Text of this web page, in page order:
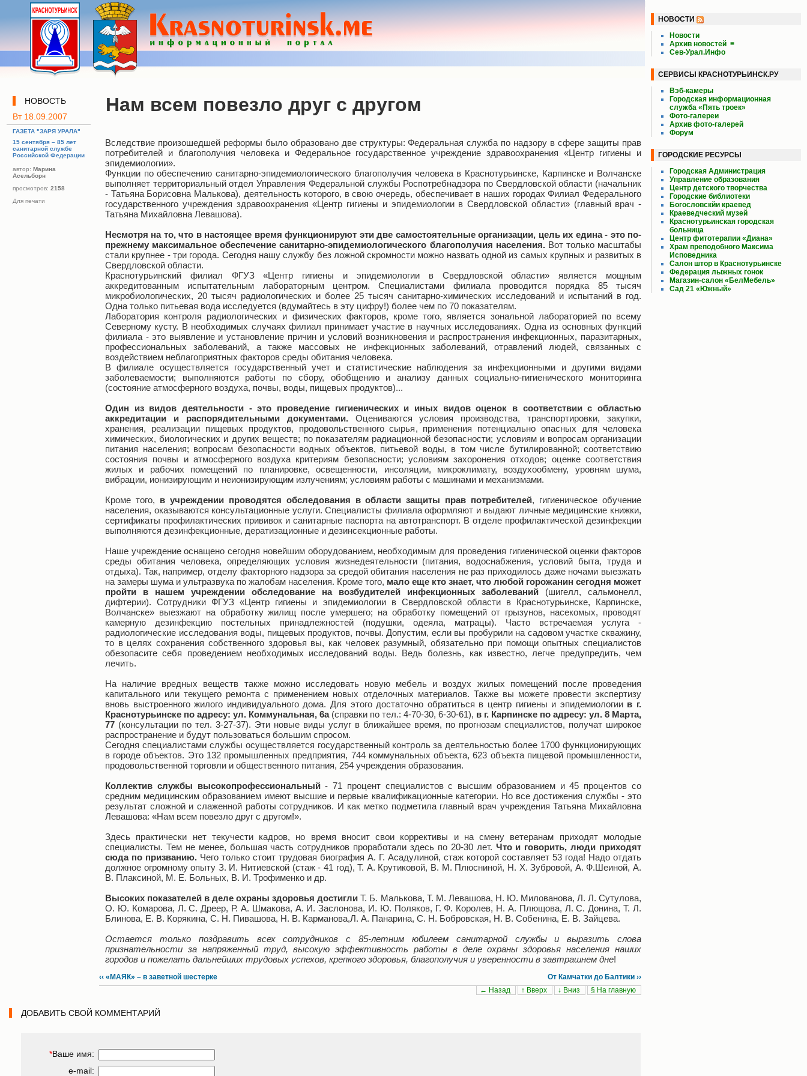
НОВОСТЬ
Вт 18.09.2007
ГАЗЕТА "ЗАРЯ УРАЛА"
15 сентября – 85 лет
санитарной службе
Российской Федерации
автор: Марина
Асельборн
просмотров: 2158
Для печати
Нам всем повезло друг с другом
Вследствие произошедшей реформы было образовано две структуры: Федеральная служба по надзору в сфере защиты прав
потребителей и благополучия человека и Федеральное государственное учреждение здравоохранения «Центр гигиены и
эпидемиологии».
Функции по обеспечению санитарно-эпидемиологического благополучия человека в Краснотурьинске, Карпинске и Волчанске
выполняет территориальный отдел Управления Федеральной службы Роспотребнадзора по Свердловской области (начальник
- Татьяна Борисовна Малькова), деятельность которого, в свою очередь, обеспечивает в наших городах Филиал Федерального
государственного учреждения здравоохранения «Центр гигиены и эпидемиологии в Свердловской области» (главный врач -
Татьяна Михайловна Левашова).
Несмотря на то, что в настоящее время функционируют эти две самостоятельные организации, цель их едина - это по-
прежнему максимальное обеспечение санитарно-эпидемиологического благополучия населения.Вот только масштабы
стали крупнее - три города. Сегодня нашу службу без ложной скромности можно назвать одной из самых крупных и развитых в
Свердловской области.
Краснотурьинский филиал ФГУЗ «Центр гигиены и эпидемиологии в Свердловской области» является мощным
аккредитованным испытательным лабораторным центром. Специалистами филиала проводится порядка 85 тысяч
микробиологических, 20 тысяч радиологических и более 25 тысяч санитарно-химических исследований и испытаний в год.
Одна только питьевая вода исследуется (вдумайтесь в эту цифру!) более чем по 70 показателям.
Лаборатория контроля радиологических и физических факторов, кроме того, является зональной лабораторией по всему
Северному кусту. В необходимых случаях филиал принимает участие в научных исследованиях. Одна из основных функций
филиала - это выявление и установление причин и условий возникновения и распространения инфекционных, паразитарных,
профессиональных заболеваний, а также массовых не инфекционных заболеваний, отравлений людей, связанных с
воздействием неблагоприятных факторов среды обитания человека.
В филиале осуществляется государственный учет и статистические наблюдения за инфекционными и другими видами
заболеваемости; выполняются работы по сбору, обобщению и анализу данных социально-гигиенического мониторинга
(состояние атмосферного воздуха, почвы, воды, пищевых продуктов)...
Один из видов деятельности - это проведение гигиенических и иных видов оценок в соответствии с областью
аккредитации и распорядительными документами.Оцениваются условия производства, транспортировки, закупки,
хранения, реализации пищевых продуктов, продовольственного сырья, применения потенциально опасных для человека
химических, биологических и других веществ; по показателям радиационной безопасности; условиям и вопросам организации
питания населения; вопросам безопасности водных объектов, питьевой воды, в том числе бутилированной; соответствию
состояния почвы и атмосферного воздуха критериям безопасности; условиям захоронения отходов; оценке соответствия
жилых и рабочих помещений по планировке, освещенности, инсоляции, микроклимату, воздухообмену, уровням шума,
вибрации, ионизирующим и неионизирующим излучениям; условиям работы с машинами и механизмами.
Кроме того, в учреждении проводятся обследования в области защиты прав потребителей, гигиеническое обучение
населения, оказываются консультационные услуги. Специалисты филиала оформляют и выдают личные медицинские книжки,
сертификаты профилактических прививок и санитарные паспорта на автотранспорт. В отделе профилактической дезинфекции
выполняются дезинфекционные, дератизационные и дезинсекционные работы.
Наше учреждение оснащено сегодня новейшим оборудованием, необходимым для проведения гигиенической оценки факторов
среды обитания человека, определяющих условия жизнедеятельности (питания, водоснабжения, условий быта, труда и
отдыха). Так, например, отделу факторного надзора за средой обитания населения не раз приходилось даже ночами выезжать
на замеры шума и ультразвука по жалобам населения. Кроме того, мало еще кто знает, что любой горожанин сегодня может
пройти в нашем учреждении обследование на возбудителей инфекционных заболеваний (шигелл, сальмонелл,
дифтерии). Сотрудники ФГУЗ «Центр гигиены и эпидемиологии в Свердловской области в Краснотурьинске, Карпинске,
Волчанске» выезжают на обработку жилищ после умершего; на обработку помещений от грызунов, насекомых, проводят
камерную дезинфекцию постельных принадлежностей (подушки, одеяла, матрацы). Часто встречаемая услуга -
радиологические исследования воды, пищевых продуктов, почвы. Допустим, если вы пробурили на садовом участке скважину,
то в целях сохранения собственного здоровья вы, как человек разумный, обязательно при помощи опытных специалистов
обезопасите себя проведением необходимых исследований воды. Ведь болезнь, как известно, легче предупредить, чем
лечить.
На наличие вредных веществ также можно исследовать новую мебель и воздух жилых помещений после проведения
капитального или текущего ремонта с применением новых отделочных материалов. Также вы можете провести экспертизу
вновь выстроенного жилого индивидуального дома. Для этого достаточно обратиться в центр гигиены и эпидемиологии в г.
Краснотурьинске по адресу: ул. Коммунальная, 6а (справки по тел.: 4-70-30, 6-30-61), в г. Карпинске по адресу: ул. 8 Марта,
77 (консультации по тел. 3-27-37). Эти новые виды услуг в ближайшее время, по прогнозам специалистов, получат широкое
распространение и будут пользоваться большим спросом.
Сегодня специалистами службы осуществляется государственный контроль за деятельностью более 1700 функционирующих
в городе объектов. Это 132 промышленных предприятия, 744 коммунальных объекта, 623 объекта пищевой промышленности,
продовольственной торговли и общественного питания, 254 учреждения образования.
Коллектив службы высокопрофессиональный- 71 процент специалистов с высшим образованием и 45 процентов со
средним медицинским образованием имеют высшие и первые квалификационные категории. Но все достижения службы - это
результат сложной и слаженной работы сотрудников. И как метко подметила главный врач учреждения Татьяна Михайловна
Левашова: «Нам всем повезло друг с другом!».
Здесь практически нет текучести кадров, но время вносит свои коррективы и на смену ветеранам приходят молодые
специалисты. Тем не менее, большая часть сотрудников проработали здесь по 20-30 лет. Что и говорить, люди приходят
сюда по призванию. Чего только стоит трудовая биография А. Г. Асадулиной, стаж которой составляет 53 года! Надо отдать
должное огромному опыту З. И. Нитиевской (стаж - 41 год), Т. А. Крутиковой, В. М. Плюсниной, Н. Х. Зубровой, А. Ф.Шеиной, А.
В. Плаксиной, М. Е. Больных, В. И. Трофименко и др.
Высоких показателей в деле охраны здоровья достигли Т. Б. Малькова, Т. М. Левашова, Н. Ю. Милованова, Л. Л. Сутулова,
О. Ю. Комарова, Л. С. Дреер, Р. А. Шмакова, А. И. Заслонова, И. Ю. Поляков, Г. Ф. Королев, Н. А. Плющова, Л. С. Донина, Т. Л.
Блинова, Е. В. Корякина, С. Н. Пивашова, Н. В. Карманова,Л. А. Панарина, С. Н. Бобровская, Н. В. Собенина, Е. В. Зайцева.
Остается только поздравить всех сотрудников с 85-летним юбилеем санитарной службы и выразить слова
признательности за напряженный труд, высокую эффективность работы в деле охраны здоровья населения наших
городов и пожелать дальнейших трудовых успехов, крепкого здоровья, благополучия и уверенности в завтрашнем дне!
‹‹ «МАЯК» – в заветной шестерке
От Камчатки до Балтики ››
← Назад
↑ Вверх ↓ Вниз § На главную
ДОБАВИТЬ СВОЙ КОММЕНТАРИЙ
*Ваше имя:
e-mail:
НОВОСТИ
Новости
Архив новостей ≡
Сев-Урал.Инфо
СЕРВИСЫ КРАСНОТУРЬИНСК.РУ
Вэб-камеры
Городская информационная
служба «Пять троек»
Фото-галереи
Архив фото-галерей
Форум
ГОРОДСКИЕ РЕСУРСЫ
Городская Администрация
Управление образования
Центр детского творчества
Городские библиотеки
Богословскйи краевед
Краеведческий музей
Краснотурьинская городская
больница
Центр фитотерапии «Диана»
Храм преподобного Максима
Исповедника
Салон штор в Краснотурьинске
Федерация лыжных гонок
Магазин-салон «БелМебель»
Сад 21 «Южный»